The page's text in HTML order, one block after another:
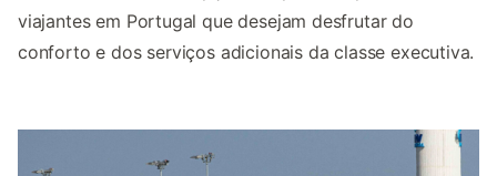
viajantes em Portugal que desejam desfrutar do
conforto e dos serviços adicionais da classe executiva.